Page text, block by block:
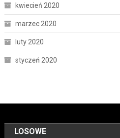
kwiecień 2020
marzec 2020
luty 2020
styczeń 2020
LOSOWE